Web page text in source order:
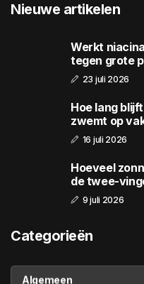
Nieuwe artikelen
Werkt
tegen grote
23 juli 2026
Hoe lang
zwemt op
16 juli 2026
Hoeveel
de twee-
9 juli 2026
Categorieën
Algemeen